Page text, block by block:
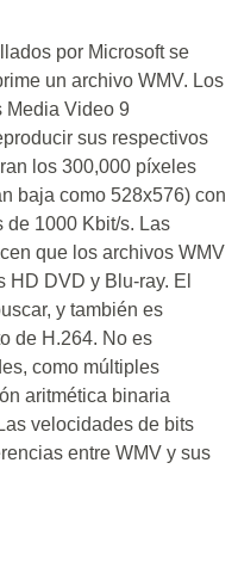
por Microsoft se
un archivo WMV. Los
Media Video 9
sus respectivos
los 300,000 píxeles
baja como 528x576) con
de 1000 Kbit/s. Las
que los archivos WMV
DVD y Blu-ray. El
y también es
de H.264. No es
como múltiples
aritmética binaria
velocidades de bits
entre WMV y sus